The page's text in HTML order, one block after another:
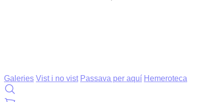
Galeries Vist i no vist Passava per aquí Hemeroteca